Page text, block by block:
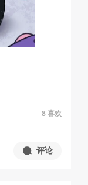
8喜欢
评论